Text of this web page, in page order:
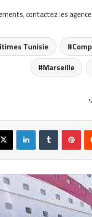
contactez les
Tunisie
Marseille